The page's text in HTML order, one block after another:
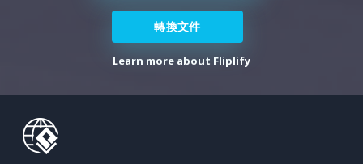
轉換文件
Learn more about Fliplify